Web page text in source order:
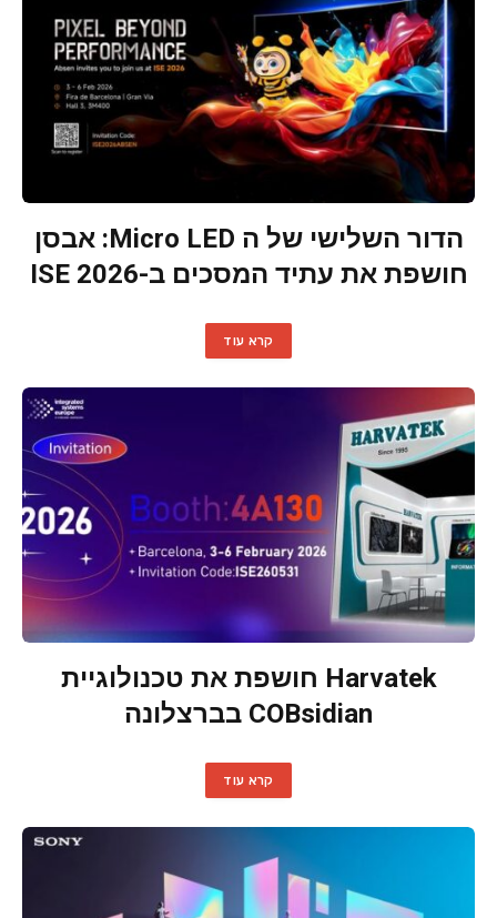
הדור השלישי של ה Micro LED: אבסן
חושפת את עתיד המסכים ב-ISE 2026
קרא עוד
Harvatek חושפת את טכנולוגיית
COBsidian בברצלונה
קרא עוד